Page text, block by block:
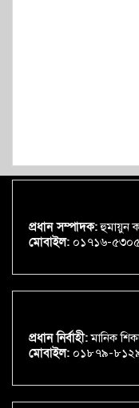
প্রধান সম্পাদক:হুমায়ুন
মোবাইল: ০১৭১৬-
প্রধান নির্বাহী:মানিক
মোবাইল: ০১৮৭৯-